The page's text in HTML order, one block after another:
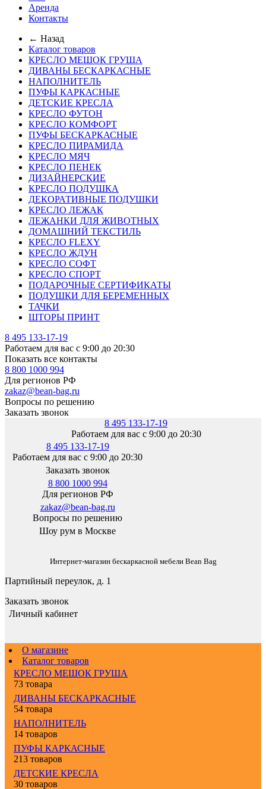
Аренда
Контакты
← Назад
Каталог товаров
КРЕСЛО МЕШОК ГРУША
ДИВАНЫ БЕСКАРКАСНЫЕ
НАПОЛНИТЕЛЬ
ПУФЫ КАРКАСНЫЕ
ДЕТСКИЕ КРЕСЛА
КРЕСЛО ФУТОН
КРЕСЛО КОМФОРТ
ПУФЫ БЕСКАРКАСНЫЕ
КРЕСЛО ПИРАМИДА
КРЕСЛО МЯЧ
КРЕСЛО ПЕНЕК
ДИЗАЙНЕРСКИЕ
КРЕСЛО ПОДУШКА
ДЕКОРАТИВНЫЕ ПОДУШКИ
КРЕСЛО ЛЕЖАК
ЛЕЖАНКИ ДЛЯ ЖИВОТНЫХ
ДОМАШНИЙ ТЕКСТИЛЬ
КРЕСЛО FLEXY
КРЕСЛО ЖДУН
КРЕСЛО СОФТ
КРЕСЛО СПОРТ
ПОДАРОЧНЫЕ СЕРТИФИКАТЫ
ПОДУШКИ ДЛЯ БЕРЕМЕННЫХ
ТАЧКИ
ШТОРЫ ПРИНТ
8 495 133-17-19
Работаем для вас с 9:00 до 20:30
Показать все контакты
8 800 1000 994
Для регионов РФ
zakaz@bean-bag.ru
Вопросы по решению
Заказать звонок
8 495 133-17-19
Работаем для вас с 9:00 до 20:30
8 495 133-17-19
Работаем для вас с 9:00 до 20:30
Заказать звонок
8 800 1000 994
Для регионов РФ
zakaz@bean-bag.ru
Вопросы по решению
Шоу рум в Москве
Интернет-магазин бескаркасной мебели Bean Bag
Партийный переулок, д. 1
Заказать звонок
Личный кабинет
О магазине
Каталог товаров
КРЕСЛО МЕШОК ГРУША
73 товара
ДИВАНЫ БЕСКАРКАСНЫЕ
54 товара
НАПОЛНИТЕЛЬ
14 товаров
ПУФЫ КАРКАСНЫЕ
213 товаров
ДЕТСКИЕ КРЕСЛА
30 товаров